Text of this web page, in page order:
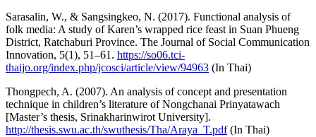
Sarasalin, W., & Sangsingkeo, N. (2017). Functional analysis of
folk media: A study of Karen’s wrapped rice feast in Suan Phueng
District, Ratchaburi Province. The Journal of Social Communication
Innovation, 5(1), 51–61. https://so06.tci-
thaijo.org/index.php/jcosci/article/view/94963 (In Thai)
Thongpech, A. (2007). An analysis of concept and presentation
technique in children’s literature of Nongchanai Prinyatawach
[Master’s thesis, Srinakharinwirot University].
http://thesis.swu.ac.th/swuthesis/Tha/Araya_T.pdf(In Thai)